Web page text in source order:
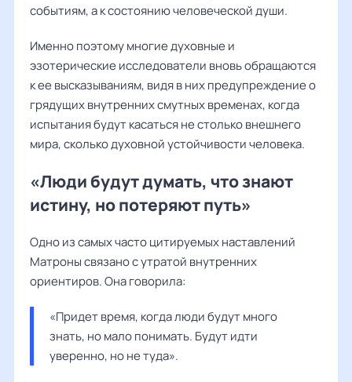
событиям, а к состоянию человеческой души.
Именно поэтому многие духовные и
эзотерические исследователи вновь обращаются
к ее высказываниям, видя в них предупреждение о
грядущих внутренних смутных временах, когда
испытания будут касаться не столько внешнего
мира, сколько духовной устойчивости человека.
«Люди будут думать, что знают
истину, но потеряют путь»
Одно из самых часто цитируемых наставлений
Матроны связано с утратой внутренних
ориентиров. Она говорила:
«Придет время, когда люди будут много
знать, но мало понимать. Будут идти
уверенно, но не туда».